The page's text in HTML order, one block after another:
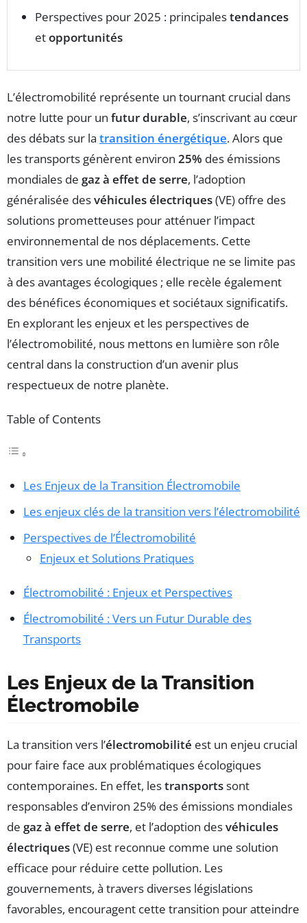
Perspectives pour 2025 : principalestendances
etopportunités
L’électromobilité représente un tournant crucial dans
notre lutte pour un futur durable, s’inscrivant au cœur
des débats sur la transition énergétique. Alors que
les transports génèrent environ 25% des émissions
mondiales de gaz à effet de serre, l’adoption
généralisée desvéhicules électriques(VE) offre des
solutions prometteuses pour atténuer l’impact
environnemental de nos déplacements. Cette
transition vers une mobilité électrique ne se limite pas
à des avantages écologiques ; elle recèle également
des bénéfices économiques et sociétaux significatifs.
En explorant les enjeux et les perspectives de
l’électromobilité, nous mettons en lumière son rôle
central dans la construction d’un avenir plus
respectueux de notre planète.
Table of Contents
Les Enjeux de la Transition Électromobile
Les enjeux clés de la transition vers l’électromobilité
Perspectives de l’Électromobilité
Enjeux et Solutions Pratiques
Électromobilité : Enjeux et Perspectives
Électromobilité : Vers un Futur Durable des
Transports
Les Enjeux de la Transition
Électromobile
La transition vers l’électromobilité est un enjeu crucial
pour faire face aux problématiques écologiques
contemporaines. En effet, lestransportssont
responsables d’environ 25% des émissions mondiales
de gaz à effet de serre, et l’adoption desvéhicules
électriques(VE) est reconnue comme une solution
efficace pour réduire cette pollution. Les
gouvernements, à travers diverses législations
favorables, encouragent cette transition pour atteindre